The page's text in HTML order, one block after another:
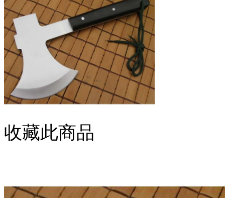
收藏此商品